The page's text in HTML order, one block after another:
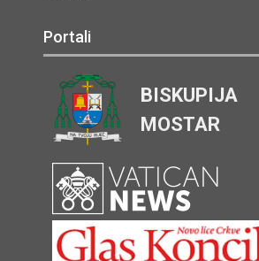
Portali
BISKUPIJA
MOSTAR